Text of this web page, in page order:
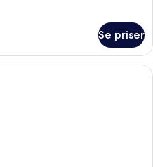
Se priser
En balkong med möbler i rotting, en